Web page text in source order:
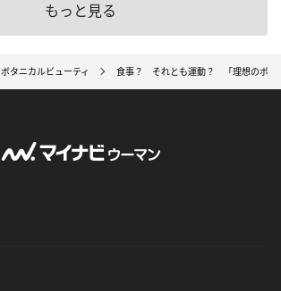
もっと見る
ボタニカルビューティ 食事？ それとも運動？ 「理想のボデ